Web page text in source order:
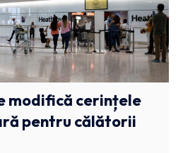
modifică cerințele
pentru călătorii